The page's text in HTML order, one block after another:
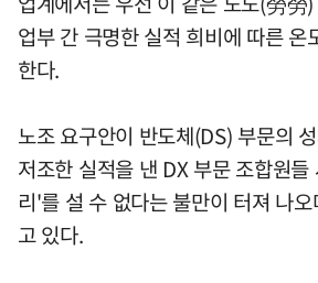
업부 간 극명한 실적 희비에 따른 온
한다.
노조 요구안이 반도체(DS) 부문의
저조한 실적을 낸 DX 부문 조합원들
리'를 설 수 없다는 불만이 터져 나
고 있다.